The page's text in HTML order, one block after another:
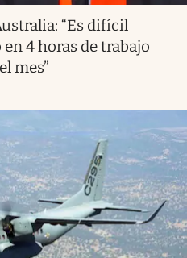
“Es difícil
4 horas de trabajo
mes”